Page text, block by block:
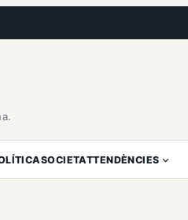
SOCIETATTENDÈNCIES